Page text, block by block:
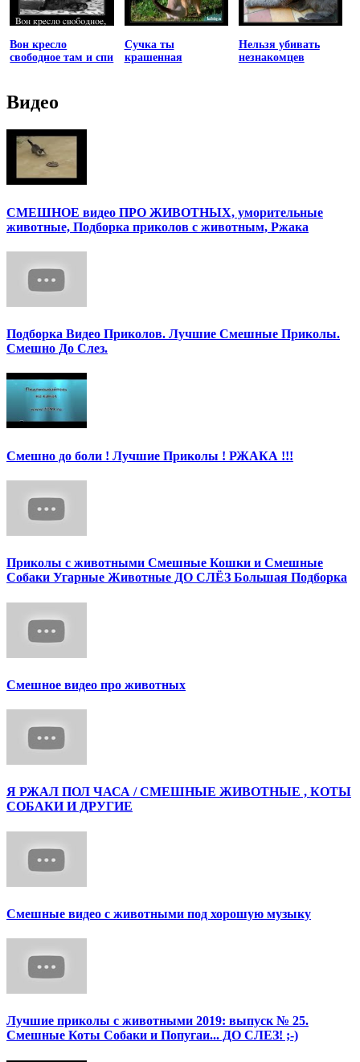
Вон кресло
свободное там и спи
Сучка ты
крашенная
Нельзя убивать
незнакомцев
Видео
СМЕШНОЕ видео ПРО ЖИВОТНЫХ, уморительные
животные, Подборка приколов с животным, Ржака
Подборка Видео Приколов. Лучшие Смешные Приколы.
Смешно До Слез.
Смешно до боли ! Лучшие Приколы ! РЖАКА !!!
Приколы с животными Смешные Кошки и Смешные
Собаки Угарные Животные ДО СЛЁЗ Большая Подборка
Смешное видео про животных
Я РЖАЛ ПОЛ ЧАСА / СМЕШНЫЕ ЖИВОТНЫЕ , КОТЫ
СОБАКИ И ДРУГИЕ
Смешные видео с животными под хорошую музыку
Лучшие приколы с животными 2019: выпуск № 25.
Смешные Коты Собаки и Попугаи... ДО СЛЕЗ! ;-)